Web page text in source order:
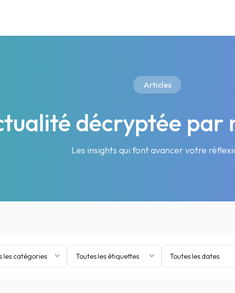
Articles
décryptée par
Les insights qui font avancer votre
les catégories Toutes les étiquettes Toutes les dates